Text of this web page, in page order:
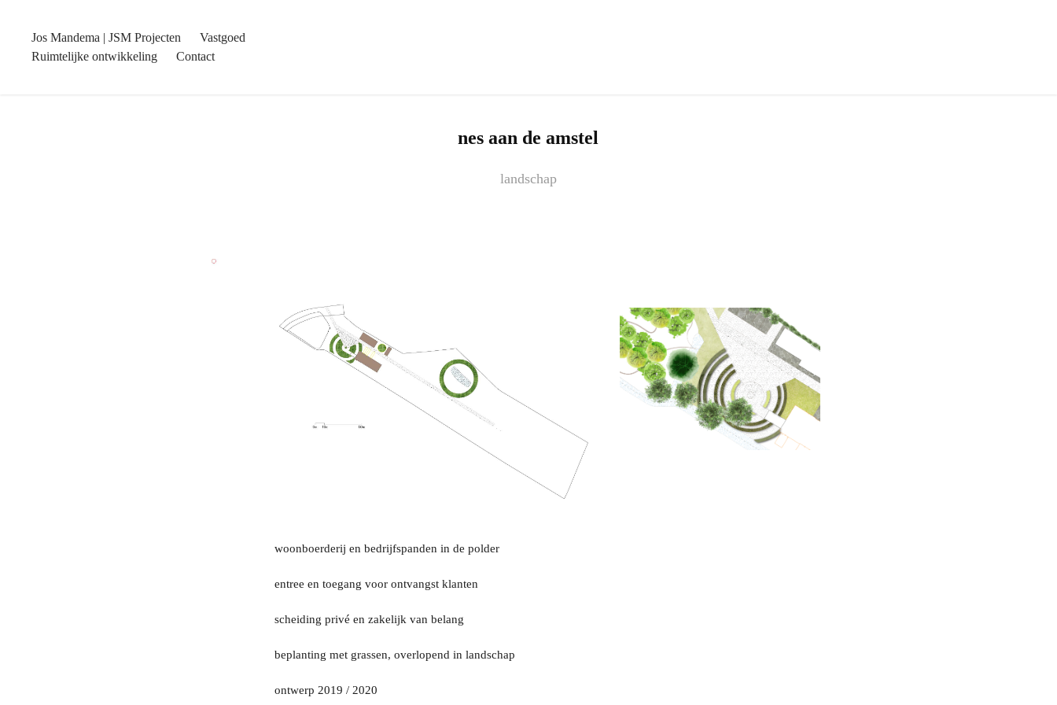
Jos Mandema | JSM Projecten
Vastgoed
Ruimtelijke ontwikkeling
Contact
nes aan de amstel
landschap
woonboerderij en bedrijfspanden in de polder
entree en toegang voor ontvangst klanten
scheiding privé en zakelijk van belang
beplanting met grassen, overlopend in landschap
ontwerp 2019 / 2020